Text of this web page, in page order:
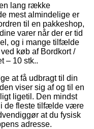
lang række
mest almindelige er
til en pakkeshop,
varer når der er tid
og i mange tilfælde
køb af Bordkort /
– 10 stk..
at få udbragt til din
viser sig af og til en
ligetil. Den mindst
i de fleste tilfælde være
at du fysisk
adresse.